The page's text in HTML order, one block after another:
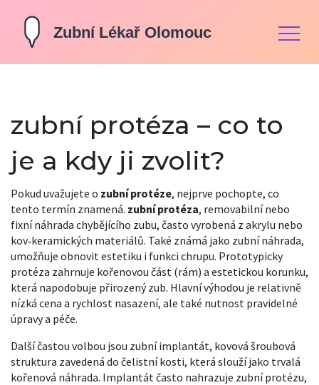
zubní protéza – co to
je a kdy ji zvolit?
Pokud uvažujete o zubní protéze, nejprve pochopte, co
tento termín znamená. zubní protéza, removabilní nebo
fixní náhrada chybějícího zubu, často vyrobená z akrylu nebo
kov‑keramických materiálů. Také známá jako zubní náhrada,
umožňuje obnovit estetiku i funkci chrupu. Prototypicky
protéza zahrnuje kořenovou část (rám) a estetickou korunku,
která napodobuje přirozený zub. Hlavní výhodou je relativně
nízká cena a rychlost nasazení, ale také nutnost pravidelné
úpravy a péče.
Další častou volbou jsou zubní implantát, kovová šroubová
struktura zavedená do čelistní kosti, která slouží jako trvalá
kořenová náhrada. Implantát často nahrazuje zubní protézu,